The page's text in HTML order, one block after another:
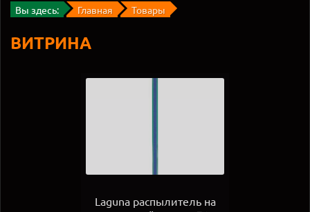
Вы здесь: Главная Товары
ВИТРИНА
Laguna распылитель на